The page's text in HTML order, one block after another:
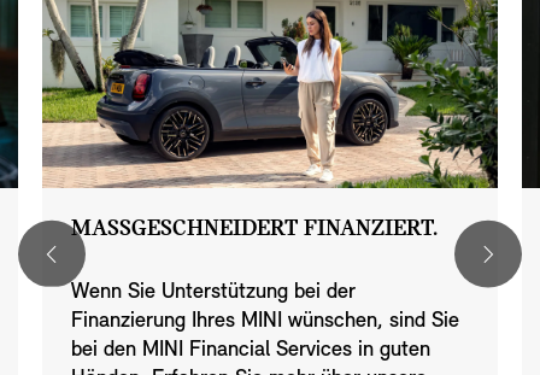
MASSGESCHNEIDERT FINANZIERT.
Wenn Sie Unterstützung bei der
Finanzierung Ihres MINI wünschen, sind Sie
bei den MINI Financial Services in guten